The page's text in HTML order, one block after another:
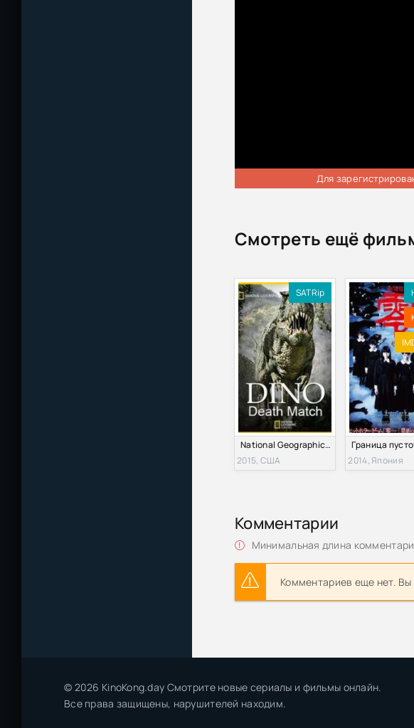
Для
Смотреть ещё
SATRip
National Geographic. Смертельный бой динозавров (2015)
2015, США
2014, Япония
Комментарии
Минимальная длина
Комментариев еще нет.
© 2026 KinoKong.day Смотрите новые сериалы и фильмы онлайн.
Все права защищены, нарушителей находим.